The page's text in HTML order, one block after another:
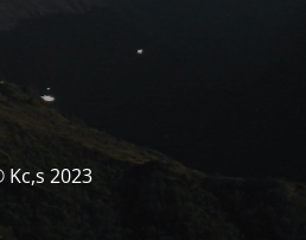
Kc,s 2023